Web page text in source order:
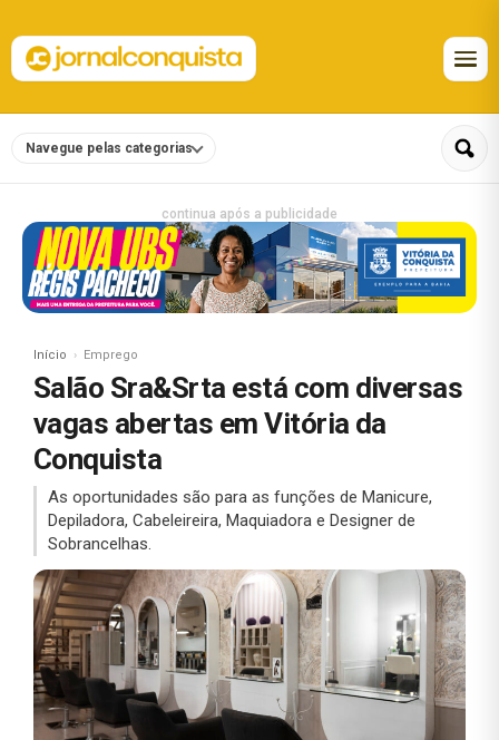
Navegue pelas categorias
continua após a publicidade
Início Emprego
Salão Sra&Srta está com diversas
vagas abertas em Vitória da
Conquista
As oportunidades são para as funções de Manicure,
Depiladora, Cabeleireira, Maquiadora e Designer de
Sobrancelhas.